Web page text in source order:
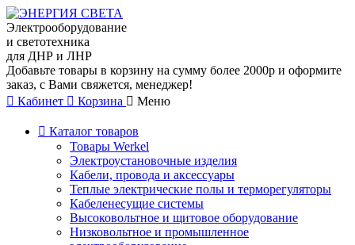
Электрооборудование
и светотехника
для ДНР и ЛНР
Добавьте товары в корзину на сумму более 2000р и оформите
заказ, с Вами свяжется, менеджер!
Кабинет
Корзина Меню
Каталог товаров
Товары Werkel
Электроустановочные изделия
Кабели, провода и аксессуары
Теплые электрические полы и терморегуляторы
Кабеленесущие системы
Высоковольтное и щитовое оборудование
Низковольтное и промышленное